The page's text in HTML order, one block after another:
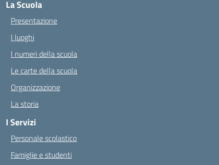
La Scuola
Presentazione
I luoghi
I numeri della scuola
Le carte della scuola
Organizzazione
La storia
I Servizi
Personale scolastico
Famiglie e studenti